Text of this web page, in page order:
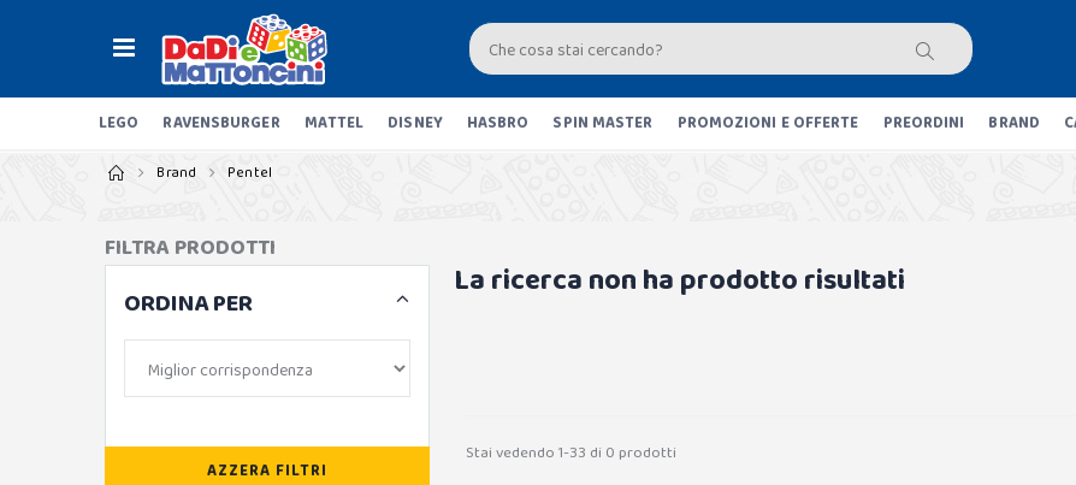
LEGO RAVENSBURGER MATTEL DISNEY HASBRO SPIN MASTER PROMOZIONI E OFFERTE PREORDINI BRAND
Brand Pentel
La ricerca non ha prodotto risultati
Stai vedendo 1-33 di 0 prodotti
FILTRA PRODOTTI
ORDINA PER
AZZERA FILTRI